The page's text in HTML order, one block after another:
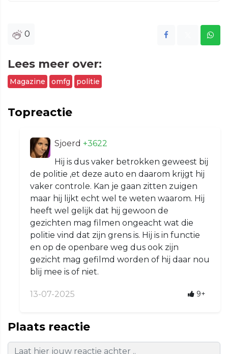
0
Lees meer over:
Magazine omfg politie
Topreactie
Sjoerd +3622
Hij is dus vaker betrokken geweest bij
de politie ,et deze auto en daarom krijgt hij
vaker controle. Kan je gaan zitten zuigen
maar hij lijkt echt wel te weten waarom. Hij
heeft wel gelijk dat hij gewoon de
gezichten mag filmen ongeacht wat die
politie vind dat zijn grens is. Hij is in functie
en op de openbare weg dus ook zijn
gezicht mag gefilmd worden of hij daar nou
blij mee is of niet.
13-07-2025 9+
Plaats reactie